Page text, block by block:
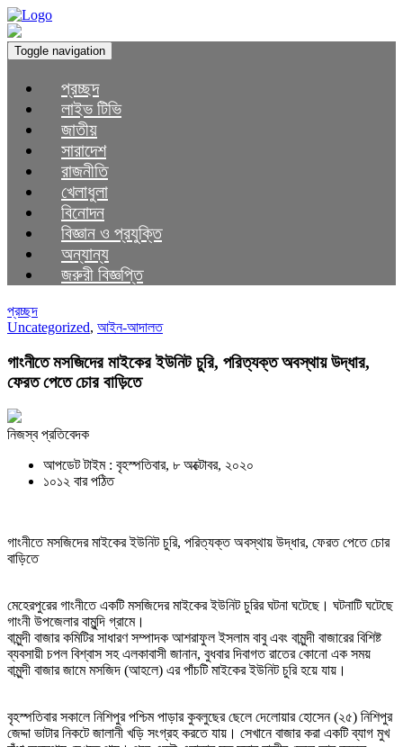
Toggle navigation
প্রচ্ছদ
লাইভ টিভি
জাতীয়
সারাদেশ
রাজনীতি
খেলাধুলা
বিনোদন
বিজ্ঞান ও প্রযুক্তি
অন্যান্য
জরুরী বিজ্ঞপ্তি
প্রচ্ছদ
Uncategorized, আইন-আদালত
গাংনীতে মসজিদের মাইকের ইউনিট চুরি, পরিত্যক্ত অবস্থায় উদ্ধার,
ফেরত পেতে চোর বাড়িতে
নিজস্ব প্রতিবেদক
আপডেট টাইম : বৃহস্পতিবার, ৮ অক্টোবর, ২০২০
১০১২ বার পঠিত
গাংনীতে মসজিদের মাইকের ইউনিট চুরি, পরিত্যক্ত অবস্থায় উদ্ধার, ফেরত পেতে চোর
বাড়িতে
মেহেরপুরের গাংনীতে একটি মসজিদের মাইকের ইউনিট চুরির ঘটনা ঘটেছে। ঘটনাটি ঘটেছে
গাংনী উপজেলার বামুন্দি গ্রামে।
বামুন্দী বাজার কমিটির সাধারণ সম্পাদক আশরাফুল ইসলাম বাবু এবং বামুন্দী বাজারের বিশিষ্ট
ব্যবসায়ী চপল বিশ্বাস সহ এলকাবাসী জানান, বুধবার দিবাগত রাতের কোনো এক সময়
বামুন্দী বাজার জামে মসজিদ (আহলে) এর পাঁচটি মাইকের ইউনিট চুরি হয়ে যায়।
বৃহস্পতিবার সকালে নিশিপুর পশ্চিম পাড়ার কুবলুছের ছেলে দেলোয়ার হোসেন (২৫) নিশিপুর
জেদ্দা ভাটার নিকটে জালানী খড়ি সংগ্রহ করতে যায়। সেখানে বাজার করা একটি ব্যাগ মুখ